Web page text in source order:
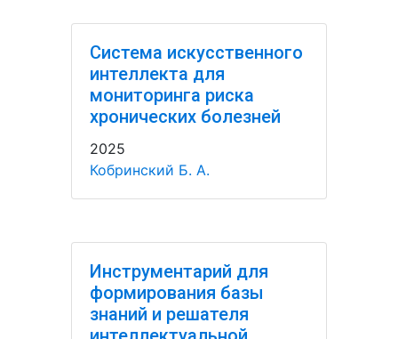
Система искусственного
интеллекта для
мониторинга риска
хронических болезней
2025
Кобринский Б. А.
Инструментарий для
формирования базы
знаний и решателя